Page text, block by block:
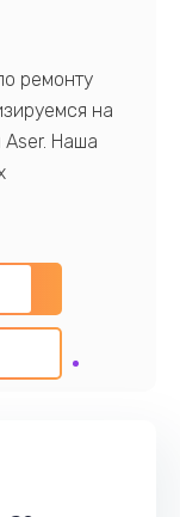
ремонту
на
Aser. Наша
и
ремонт с
а
на